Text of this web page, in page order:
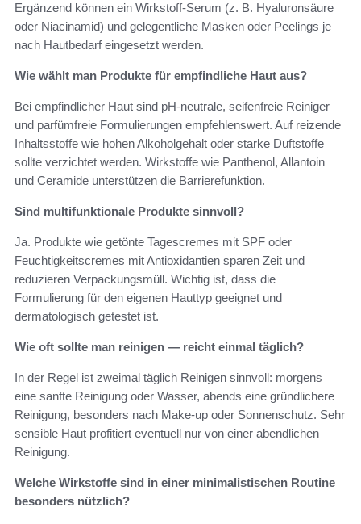
Ergänzend können ein Wirkstoff-Serum (z. B. Hyaluronsäure
oder Niacinamid) und gelegentliche Masken oder Peelings je
nach Hautbedarf eingesetzt werden.
Wie wählt man Produkte für empfindliche Haut aus?
Bei empfindlicher Haut sind pH-neutrale, seifenfreie Reiniger
und parfümfreie Formulierungen empfehlenswert. Auf reizende
Inhaltsstoffe wie hohen Alkoholgehalt oder starke Duftstoffe
sollte verzichtet werden. Wirkstoffe wie Panthenol, Allantoin
und Ceramide unterstützen die Barrierefunktion.
Sind multifunktionale Produkte sinnvoll?
Ja. Produkte wie getönte Tagescremes mit SPF oder
Feuchtigkeitscremes mit Antioxidantien sparen Zeit und
reduzieren Verpackungsmüll. Wichtig ist, dass die
Formulierung für den eigenen Hauttyp geeignet und
dermatologisch getestet ist.
Wie oft sollte man reinigen — reicht einmal täglich?
In der Regel ist zweimal täglich Reinigen sinnvoll: morgens
eine sanfte Reinigung oder Wasser, abends eine gründlichere
Reinigung, besonders nach Make-up oder Sonnenschutz. Sehr
sensible Haut profitiert eventuell nur von einer abendlichen
Reinigung.
Welche Wirkstoffe sind in einer minimalistischen Routine
besonders nützlich?